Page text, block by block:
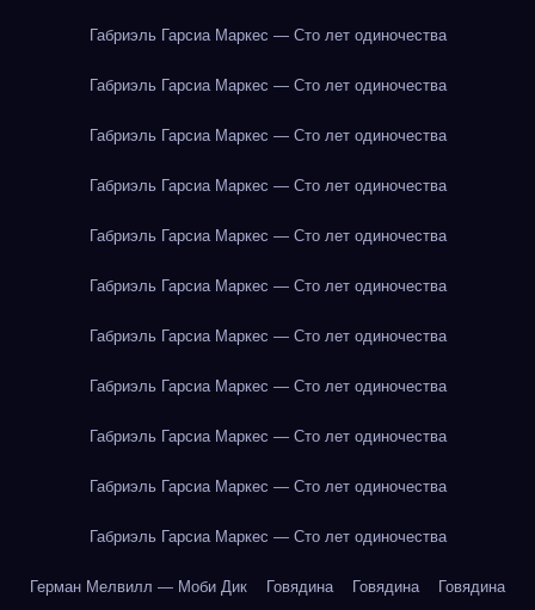
Габриэль Гарсиа Маркес — Сто лет одиночества
Габриэль Гарсиа Маркес — Сто лет одиночества
Габриэль Гарсиа Маркес — Сто лет одиночества
Габриэль Гарсиа Маркес — Сто лет одиночества
Габриэль Гарсиа Маркес — Сто лет одиночества
Габриэль Гарсиа Маркес — Сто лет одиночества
Габриэль Гарсиа Маркес — Сто лет одиночества
Габриэль Гарсиа Маркес — Сто лет одиночества
Габриэль Гарсиа Маркес — Сто лет одиночества
Габриэль Гарсиа Маркес — Сто лет одиночества
Габриэль Гарсиа Маркес — Сто лет одиночества
Герман Мелвилл — Моби Дик Говядина Говядина Говядина